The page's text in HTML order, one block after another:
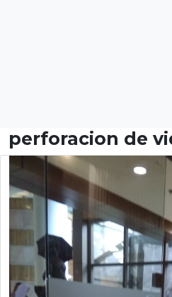
perforacion de